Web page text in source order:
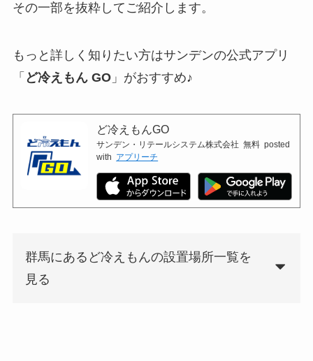
その一部を抜粋してご紹介します。
もっと詳しく知りたい方はサンデンの公式アプリ
「 ど冷えもん GO」がおすすめ♪
ど冷えもんGO
サンデン・リテールシステム株式会社 無料 posted
with アプリーチ
群馬にあるど冷えもんの設置場所一覧を
見る